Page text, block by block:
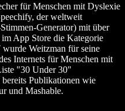
für Menschen mit Dyslexie
der weltweit
mit über
im App Store die Kategorie
Weitzman für seine
Internets für Menschen mit
"30 Under 30"
Publikationen wie
und Mashable.